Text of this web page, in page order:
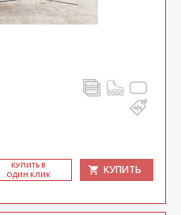
КУ­ПИТЬ В
ОДИН КЛИК
КУПИТЬ